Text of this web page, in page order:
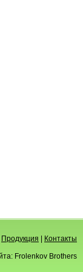
Продукция Контакты
Frolenkov Brothers